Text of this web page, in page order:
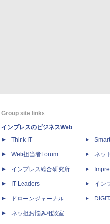
Group site links
インプレスのビジネスWeb
Think IT
Web担当者Forum
インプレス総合研究所
IT Leaders
ドローンジャーナル
ネッ担お悩み相談室
ネッ
イン